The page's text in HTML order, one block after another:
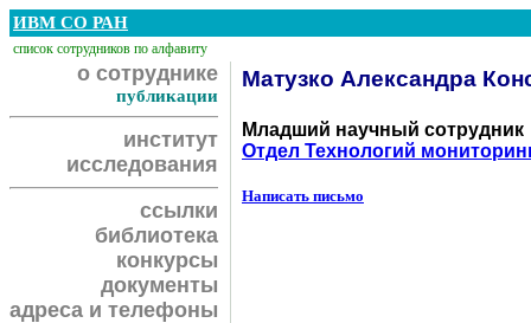
ИВМ СО РАН
список сотрудников по алфавиту
о сотруднике
публикации
институт
исследования
ссылки
библиотека
конкурсы
документы
адреса и телефоны
Матузко Александра
Младший научный сотрудник
Отдел Технологий
Написать письмо